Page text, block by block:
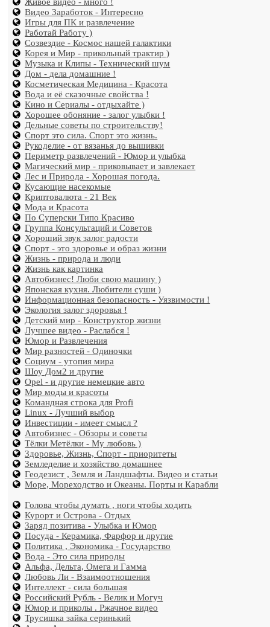
Видео Заработок - Интересно
Игры для ПК и развлечение
Работай Работу )
Созвездие - Космос нашей галактики
Корея и Мир - прикольный трактир )
Музыка и Клипы - Технический шум
Дом - дела домашние !
Косметическая Медицина - Красота
Вода и её сказочные свойства !
Кино и Сериалы - отдыхайте )
Хорошее обоняние - залог улыбки !
Дельные советы по строительству!
Спорт это сила. Спорт это жизнь.
Рукоделие - от вязанья до вышивки
Периметр развлечений - Юмор и улыбка
Магический мир - приковывает и завлекает
Лес и Природа - Хорошая погода.
Кусающие насекомые
Криптовалюта - 21 Век
Мода и Красота
По Суперски Типо Красиво
Группа Консультаций и Советов
Хороший звук залог радости
Спорт - это здоровье и образ жизни
Жизнь - природа и люди
Жизнь как картинка
Автобизнес! Люби свою машину )
Японская кухня. Любители суши )
Информационная безопасность - Уязвимости !
Экология залог здоровья !
Детский мир - Конструктор жизни
Лучшее видео - Раслабся !
Юмор и Развлечения
Мир разностей - Одиночки
Социум - утопия мира
Шоу Дом2 и другие
Opel - и другие немецкие авто
Мир моды и красоты
Командная строка для Profi
Linux - Лучший выбор
Инвестиции - имеет смысл ?
Автобизнес - Обзоры и советы
Тёлки Метёлки - Му любовь )
Здоровье, Жизнь, Спорт - приоритеты
Земледелие и хозяйство домашнее
Геодезист , Земля и Ландшафты. Видео и статьи
Море, Мореходство и Океаны. Порты и Карабли
Голова чтобы думать , ноги чтобы ходить
Курорт и Острова - Отдых
Заряд позитива - Улыбка и Юмор
Посуда - Керамика, Фарфор и другие
Политика , Экономика - Государство
Вода - Это сила природы
Альфа, Дельта, Омега и Гамма
Любовь Ли - Взаимоотношения
Интеллект - сила большая
Российский Рубль - Велик и Могуч
Юмор и приколы . Ржачное видео
Трусишка зайка серинький